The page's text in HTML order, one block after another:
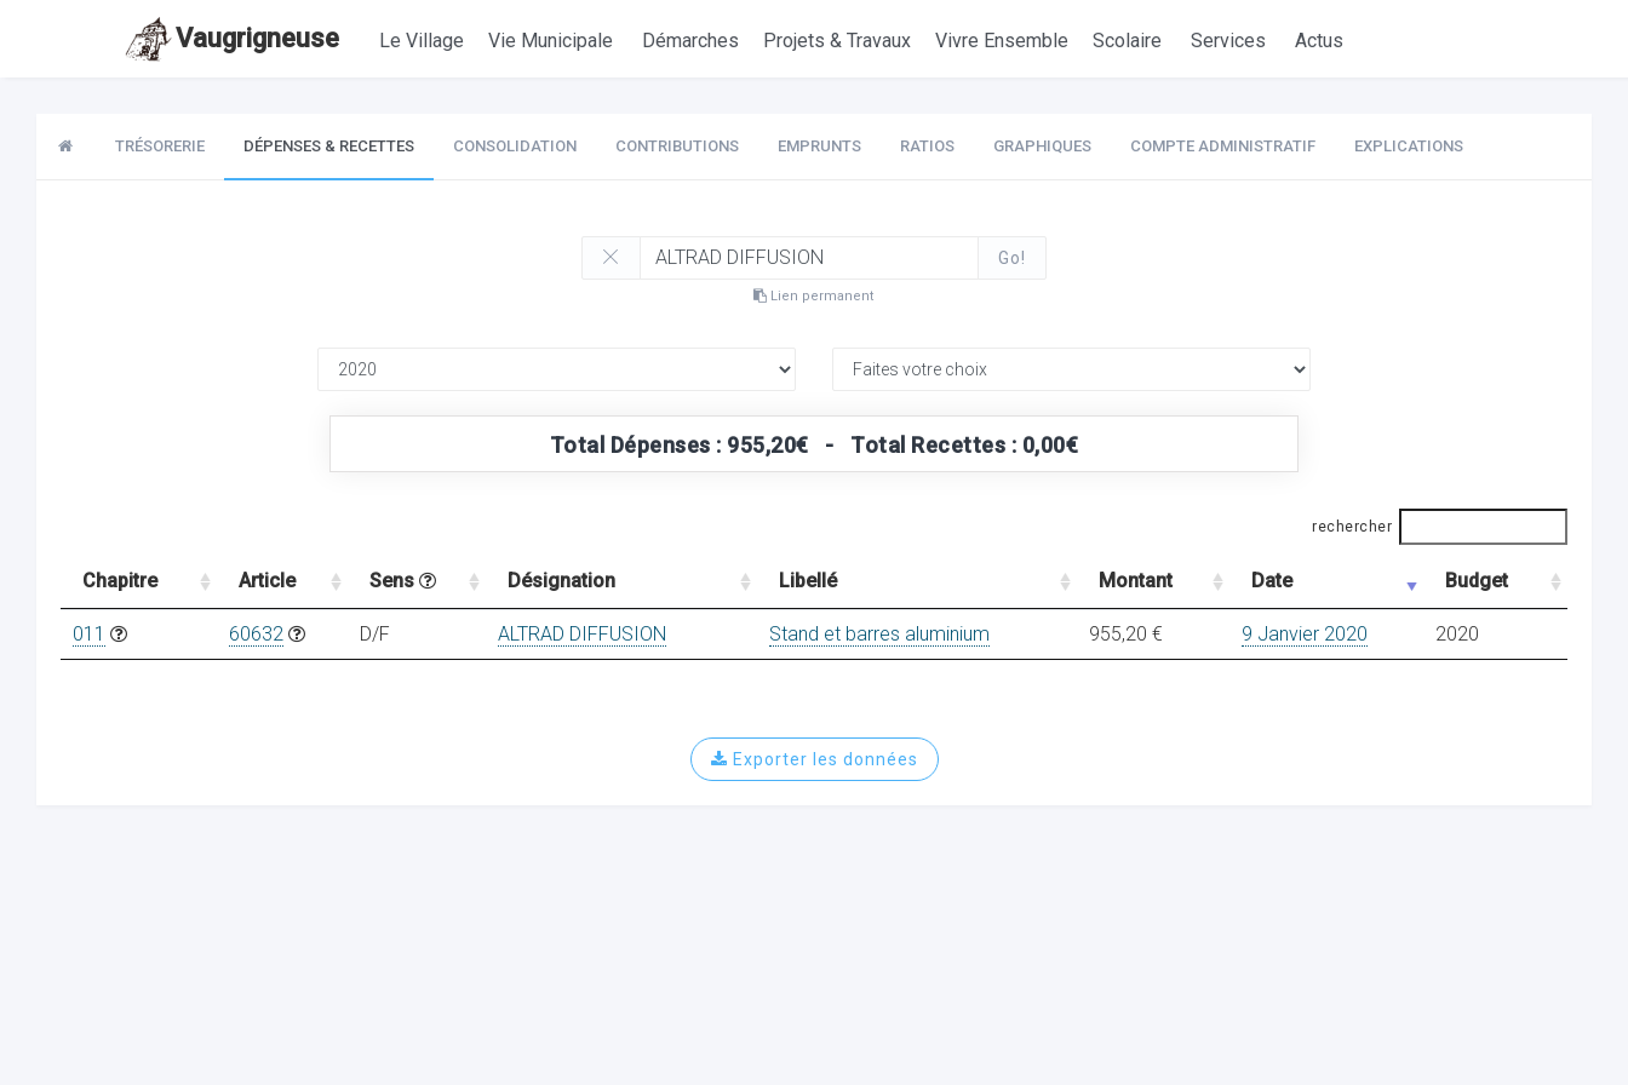
Vaugrigneuse Le Village Vie Municipale Démarches Projets & Travaux Vivre Ensemble Scolaire Services Actus
TRÉSORERIE DÉPENSES & RECETTES CONSOLIDATION CONTRIBUTIONS EMPRUNTS RATIOS GRAPHIQUES COMPTE ADMINISTRATIF EXPLICATIONS
Go!
Lien permanent
Total Dépenses : 955,20€ - Total Recettes : 0,00€
rechercher
Chapitre Article Sens Désignation Libellé Montant Date Budget
011 60632 D/F ALTRAD DIFFUSION Stand et barres aluminium 955,20 € 9 Janvier 2020 2020
Exporter les données